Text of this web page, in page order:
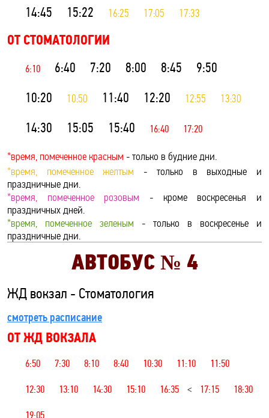
14:45
15:22 16:25 17:05 17:33
ОТ СТОМАТОЛОГИИ
6:10 6:40 7:20 8:00 8:45
9:50
10:20
10:50 11:40 12:20 12:55 13:30
14:30 15:05 15:40 16:40 17:20
*время, помеченное красным - только в будние дни.
*время, помеченное желтым - только в выходные и
праздничные дни.
*время, помеченное розовым - кроме воскресенья и
праздничных дней.
*время, помеченное зеленым - только в воскресенье и
праздничные дни.
АВТОБУС № 4
ЖД вокзал - Стоматология
смотреть расписание
ОТ ЖД ВОКЗАЛА
6:50 7:30 8:10 8:40 10:30 11:10 11:50
12:30 13:10 14:30 15:10 16:35 < 17:15 18:30
19:05